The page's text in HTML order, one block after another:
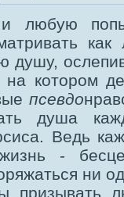
любую
душу,
на котором
псевдо
душа
Ведь
-
ни
призывать